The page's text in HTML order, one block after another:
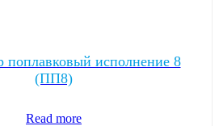
поплавковый исполнение 8
(ПП8)
Read more